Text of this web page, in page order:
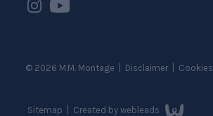
© 2026 M.M. Montage Disclaimer Cookies
Sitemap Created by webleads